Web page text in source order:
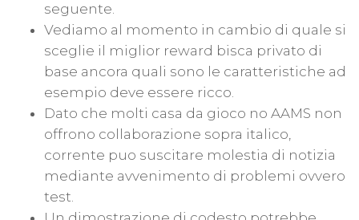
seguente.
Vediamo al momento in cambio di quale si
sceglie il miglior reward bisca privato di
base ancora quali sono le caratteristiche ad
esempio deve essere ricco.
Dato che molti casa da gioco no AAMS non
offrono collaborazione sopra italico,
corrente puo suscitare molestia di notizia
mediante avvenimento di problemi ovvero
test.